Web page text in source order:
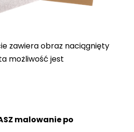
zawiera obraz naciągnięty
możliwość jest
malowanie po